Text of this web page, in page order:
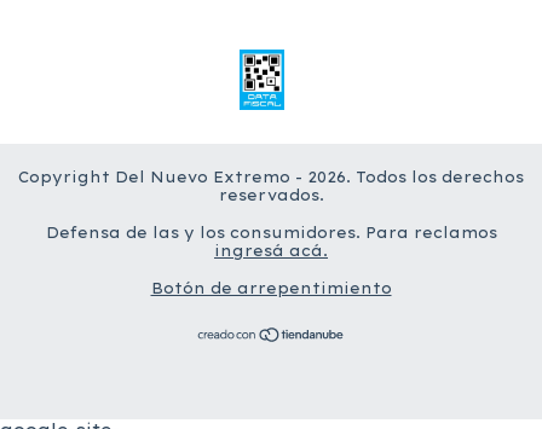
Copyright Del Nuevo Extremo - 2026. Todos los derechos
reservados.
Defensa de las y los consumidores. Para reclamos
ingresá acá.
Botón de arrepentimiento